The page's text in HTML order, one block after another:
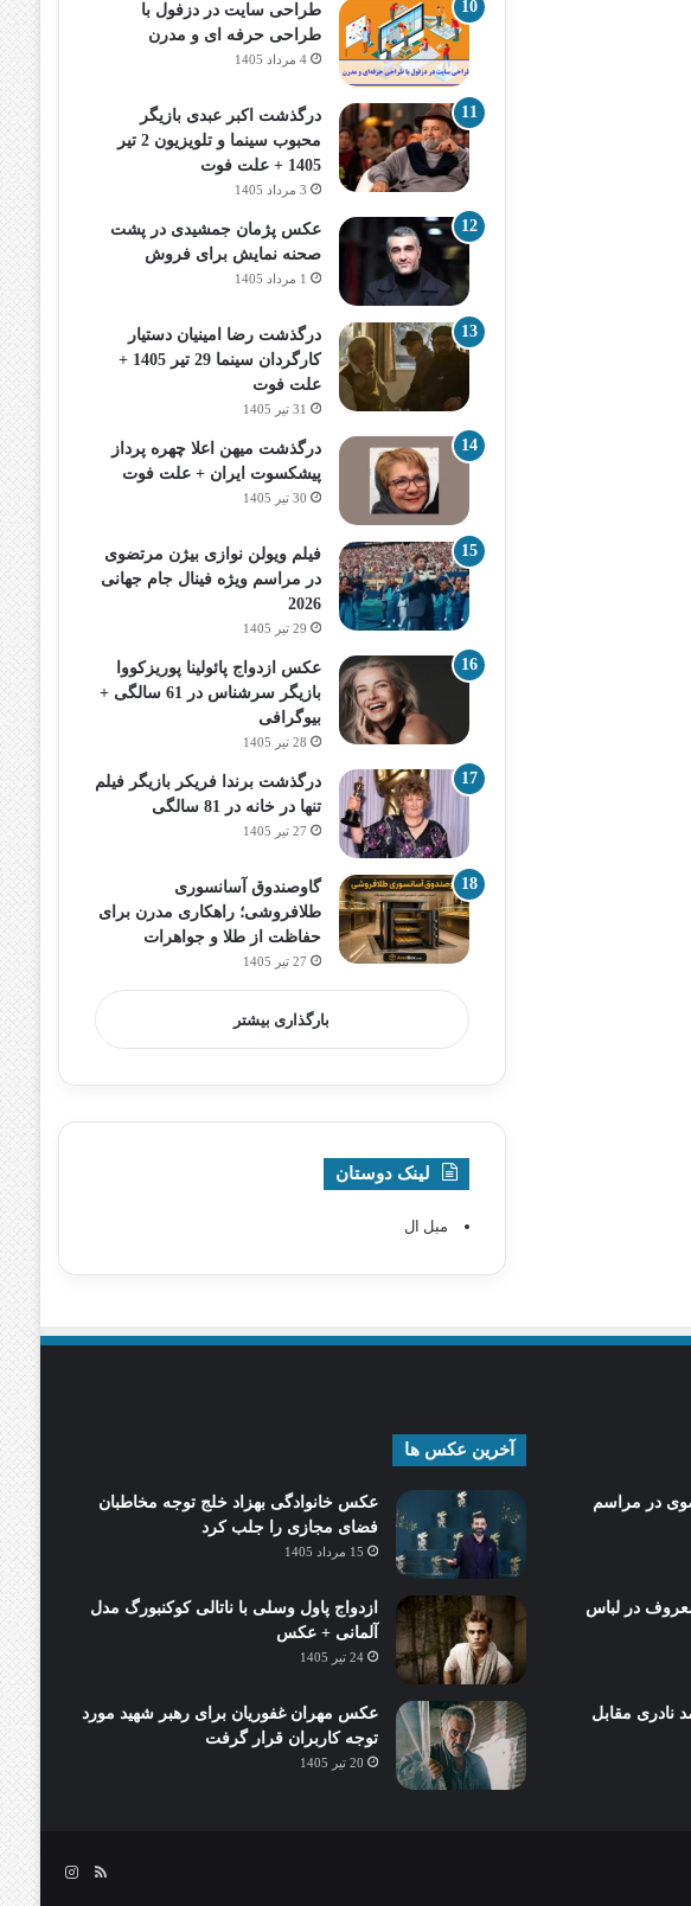
طراحی سایت در دزفول با
طراحی حرفه‌ ای و مدرن
4 مرداد 1405
درگذشت اکبر عبدی بازیگر
محبوب سینما و تلویزیون 2 تیر
1405 + علت فوت
3 مرداد 1405
عکس پژمان جمشیدی در پشت
صحنه نمایش برای فروش
1 مرداد 1405
درگذشت رضا امینیان دستیار
کارگردان سینما 29 تیر 1405 +
علت فوت
31 تیر 1405
درگذشت میهن اعلا چهره پرداز
پیشکسوت ایران + علت فوت
30 تیر 1405
فیلم ویولن نوازی بیژن مرتضوی
در مراسم ویژه فینال جام جهانی
2026
29 تیر 1405
عکس ازدواج پائولینا پوریزکووا
بازیگر سرشناس در 61 سالگی +
بیوگرافی
28 تیر 1405
درگذشت برندا فریکر بازیگر فیلم
تنها در خانه در 81 سالگی
27 تیر 1405
گاوصندوق آسانسوری
طلافروشی؛ راهکاری مدرن برای
حفاظت از طلا و جواهرات
27 تیر 1405
بارگذاری بیشتر
لینک دوستان
مبل ال
در مراسم
در لباس
نادری مقابل
آخرین عکس ها
عکس خانوادگی بهزاد خلج توجه مخاطبان
فضای مجازی را جلب کرد
15 مرداد 1405
ازدواج پاول وسلی با ناتالی کوکنبورگ مدل
آلمانی + عکس
24 تیر 1405
عکس مهران غفوریان برای رهبر شهید مورد
توجه کاربران قرار گرفت
20 تیر 1405
خوراکاینستاگرام